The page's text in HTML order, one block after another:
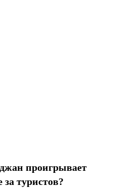
проигрывает
за туристов?